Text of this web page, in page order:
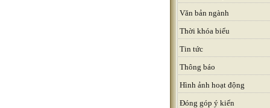
Văn bản ngành
Thời khóa biểu
Tin tức
Thông báo
Hình ảnh hoạt động
Đóng góp ý kiến